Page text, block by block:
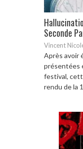
Seconde
Vincent
Après avoir
présentées
festival,
rendu de la